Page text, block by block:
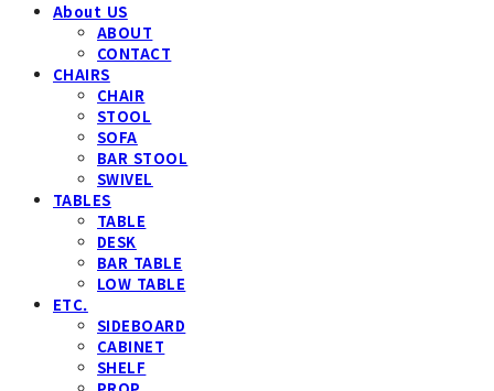
About US
ABOUT
CONTACT
CHAIRS
CHAIR
STOOL
SOFA
BAR STOOL
SWIVEL
TABLES
TABLE
DESK
BAR TABLE
LOW TABLE
ETC.
SIDEBOARD
CABINET
SHELF